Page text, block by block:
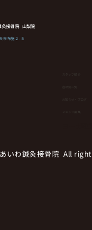
にもダイエットに
グやウオーキン
灸接骨院 山梨院
市布施２-５
スタッフ紹介
症状別一覧
お知らせ・ブログ
スタッフ募集
いわ鍼灸接骨院 All